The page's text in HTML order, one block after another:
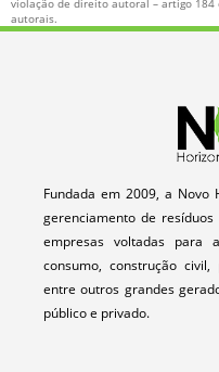
SERVIÇOS DE COLETA E
TRANSPORTE DE RESÍDUOS
TRANSPORTE DE RESIDUOS
TRANSPORTE E COLETA DE
TRATAMENTO E DESTINAÇÃO
TRATAMENTO E DESTINAÇÃO
TRATAMENTO E DESTINAÇÃO
SÓLIDOS
violação de direito autoral – artigo 184
autorais.
Fundada em 2009, a
gerenciamento de
empresas voltadas para
consumo, construção
entre outros grandes
público e privado.